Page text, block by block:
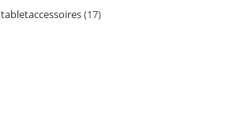
tabletaccessoires 17